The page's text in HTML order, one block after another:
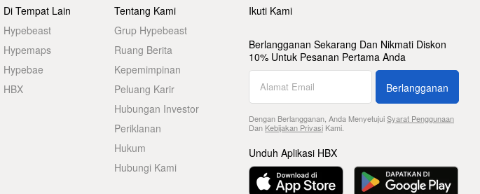
Di Tempat Lain
Hypebeast
Hypemaps
Hypebae
HBX
Tentang Kami
Grup Hypebeast
Ruang Berita
Kepemimpinan
Peluang Karir
Hubungan Investor
Periklanan
Hukum
Hubungi Kami
Ikuti Kami
Berlangganan Sekarang Dan Nikmati Diskon
10% Untuk Pesanan Pertama Anda
Berlangganan
Dengan Berlangganan, Anda MenyetujuiSyarat Penggunaan
Dan Kebijakan PrivasiKami.
Unduh Aplikasi HBX